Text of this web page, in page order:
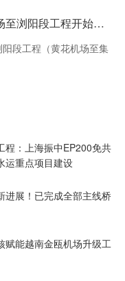
长沙至浏阳市域（郊）铁路黄花机场至浏阳段工程开始招标
段工程（黄花机场至集
程：上海振中EP200免共
运重点项目建设
进展！已完成全部主线桥
赋能越南金瓯机场升级工